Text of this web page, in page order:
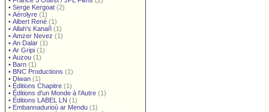
• Serge Kergoat (2)
• Aérolyre (1)
• Albert René (1)
• Allah's Kanañ (1)
• Amzer Nevez (1)
• An Dalar (1)
• Ar Gripi (1)
• Auzou (1)
• Barn (1)
• BNC Productions (1)
• Diwan (1)
• Éditions Chapitre (1)
• Éditions d'un Monde à l'Autre (1)
• Éditions LABEL LN (1)
• Embannadurioù ar Mendu (1)